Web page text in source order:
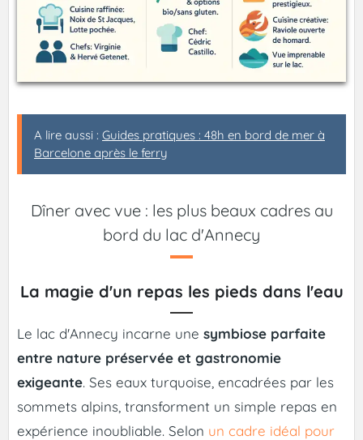
A lire aussi : Guides pratiques : 48h en bord de mer à
Barcelone après le ferry
Dîner avec vue : les plus beaux cadres au
bord du lac d'Annecy
La magie d'un repas les pieds dans l'eau
Le lac d'Annecy incarne une symbiose parfaite
entre nature préservée et gastronomie
exigeante. Ses eaux turquoise, encadrées par les
sommets alpins, transforment un simple repas en
expérience inoubliable. Selon un cadre idéal pour